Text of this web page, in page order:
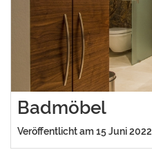
Badmöbel
Veröffentlicht am 15 Juni 2022